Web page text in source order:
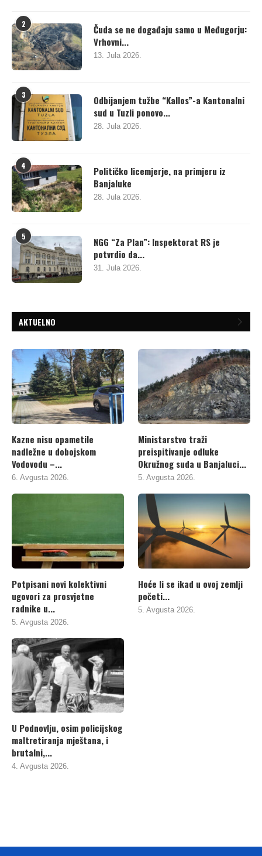
2
Čuda se ne događaju samo u Međugorju:
Vrhovni...
13. Jula 2026.
3
Odbijanjem tužbe “Kallos”-a Kantonalni
sud u Tuzli ponovo...
28. Jula 2026.
4
Političko licemjerje, na primjeru iz
Banjaluke
28. Jula 2026.
5
NGG “Za Plan”: Inspektorat RS je
potvrdio da...
31. Jula 2026.
AKTUELNO
Kazne nisu opametile
nadležne u dobojskom
Vodovodu –...
6. Avgusta 2026.
Ministarstvo traži
preispitivanje odluke
Okružnog suda u Banjaluci...
5. Avgusta 2026.
Potpisani novi kolektivni
ugovori za prosvjetne
radnike u...
5. Avgusta 2026.
Hoće li se ikad u ovoj zemlji
početi...
5. Avgusta 2026.
U Podnovlju, osim policijskog
maltretiranja mještana, i
brutalni,...
4. Avgusta 2026.